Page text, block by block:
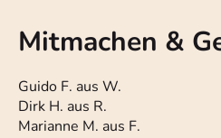
Mitmachen &
Guido F. aus W.
Dirk H. aus R.
Marianne M. aus F.